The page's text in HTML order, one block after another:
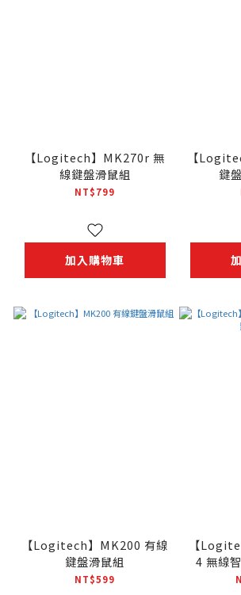
【Logitech】MK270r 無
線鍵盤滑鼠組
NT$799
加入購物車
【
鍵
【Logitech】MK200 有線
鍵盤滑鼠組
NT$599
【
4 無線